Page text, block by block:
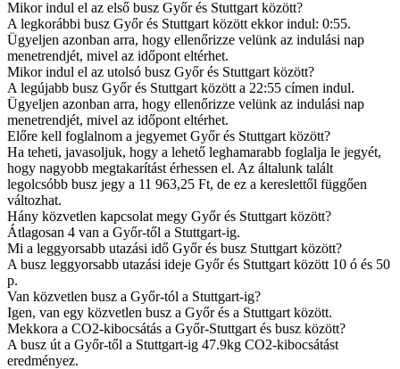
Mikor indul el az első busz Győr és Stuttgart között?
A legkorábbi busz Győr és Stuttgart között ekkor indul: 0:55.
Ügyeljen azonban arra, hogy ellenőrizze velünk az indulási nap
menetrendjét, mivel az időpont eltérhet.
Mikor indul el az utolsó busz Győr és Stuttgart között?
A legújabb busz Győr és Stuttgart között a 22:55 címen indul.
Ügyeljen azonban arra, hogy ellenőrizze velünk az indulási nap
menetrendjét, mivel az időpont eltérhet.
Előre kell foglalnom a jegyemet Győr és Stuttgart között?
Ha teheti, javasoljuk, hogy a lehető leghamarabb foglalja le jegyét,
hogy nagyobb megtakarítást érhessen el. Az általunk talált
legolcsóbb busz jegy a 11 963,25 Ft, de ez a kereslettől függően
változhat.
Hány közvetlen kapcsolat megy Győr és Stuttgart között?
Átlagosan 4 van a Győr-től a Stuttgart-ig.
Mi a leggyorsabb utazási idő Győr és busz Stuttgart között?
A busz leggyorsabb utazási ideje Győr és Stuttgart között 10 ó és 50
p.
Van közvetlen busz a Győr-tól a Stuttgart-ig?
Igen, van egy közvetlen busz a Győr és a Stuttgart között.
Mekkora a CO2-kibocsátás a Győr-Stuttgart és busz között?
A busz út a Győr-től a Stuttgart-ig 47.9kg CO2-kibocsátást
eredményez.